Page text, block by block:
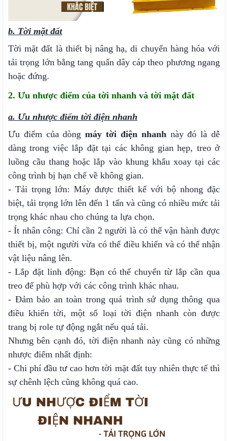
b. Tời mặt đất
Tời mặt đất là thiết bị nâng hạ, di chuyển hàng hóa với
tải trọng lớn bằng tang quấn dây cáp theo phương ngang
hoặc đứng.
2. Ưu nhược điểm của tời nhanh và tời mặt đất
a. Ưu nhược điểm tời điện nhanh
Ưu điểm của dòngmáy tời điện nhanhnày đó là dễ
dàng trong việc lắp đặt tại các không gian hẹp, treo ở
luồng cầu thang hoặc lắp vào khung khẩu xoay tại các
công trình bị hạn chế về không gian.
- Tải trọng lớn: Máy được thiết kế với bộ nhong đặc
biệt, tải trọng lớn lên đến 1 tấn và cũng có nhiều mức tải
trọng khác nhau cho chúng ta lựa chọn.
- Ít nhân công: Chỉ cần 2 người là có thể vận hành được
thiết bị, một người vừa có thể điều khiển và có thể nhận
vật liệu nâng lên.
- Lắp đặt linh động: Bạn có thể chuyển từ lắp cần qua
treo để phù hợp với các công trình khác nhau.
- Đảm bảo an toàn trong quá trình sử dụng thông qua
điều khiển tời, một số loại tời điện nhanh còn được
trang bị role tự động ngắt nếu quá tải.
Nhưng bên cạnh đó, tời điện nhanh này cũng có những
nhược điểm nhất định:
- Chi phí đầu tư cao hơn tời mặt đất tuy nhiên thực tế thì
sự chênh lệch cũng không quá cao.